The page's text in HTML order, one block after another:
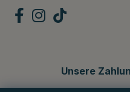
Unsere